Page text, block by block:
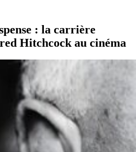
: la carrière
Hitchcock au cinéma